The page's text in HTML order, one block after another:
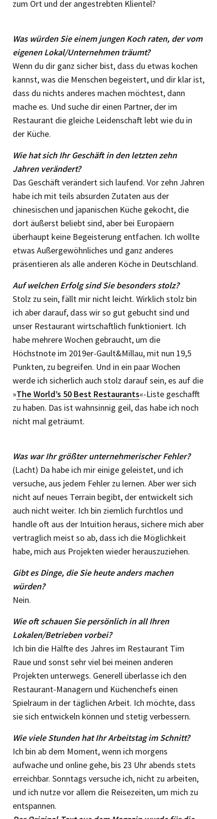
zum Ort und der angestrebten Klientel?
Was würden Sie einem jungen Koch raten, der vom
eigenen Lokal/Unternehmen träumt?
Wenn du dir ganz sicher bist, dass du etwas kochen
kannst, was die Menschen begeistert, und dir klar ist,
dass du nichts anderes machen möchtest, dann
mache es. Und suche dir einen Partner, der im
Restaurant die gleiche Leidenschaft lebt wie du in
der Küche.
Wie hat sich Ihr Geschäft in den letzten zehn
Jahren verändert?
Das Geschäft verändert sich laufend. Vor zehn Jahren
habe ich mit teils absurden Zutaten aus der
chinesischen und japanischen Küche gekocht, die
dort äußerst beliebt sind, aber bei Europäern
überhaupt keine Begeisterung entfachen. Ich wollte
etwas Außergewöhnliches und ganz anderes
präsentieren als alle anderen Köche in Deutschland.
Auf welchen Erfolg sind Sie besonders stolz?
Stolz zu sein, fällt mir nicht leicht. Wirklich stolz bin
ich aber darauf, dass wir so gut gebucht sind und
unser Restaurant wirtschaftlich funktioniert. Ich
habe mehrere Wochen gebraucht, um die
Höchstnote im 2019er-Gault&Millau, mit nun 19,5
Punkten, zu begreifen. Und in ein paar Wochen
werde ich sicherlich auch stolz darauf sein, es auf die
»The World’s 50 Best Restaurants«-Liste geschafft
zu haben. Das ist wahnsinnig geil, das habe ich noch
nicht mal geträumt.
Was war Ihr größter unternehmerischer Fehler?
(Lacht) Da habe ich mir einige geleistet, und ich
versuche, aus jedem Fehler zu lernen. Aber wer sich
nicht auf neues Terrain begibt, der entwickelt sich
auch nicht weiter. Ich bin ziemlich furchtlos und
handle oft aus der Intuition heraus, sichere mich aber
vertraglich meist so ab, dass ich die Möglichkeit
habe, mich aus Projekten wieder herauszuziehen.
Gibt es Dinge, die Sie heute anders machen
würden?
Nein.
Wie oft schauen Sie persönlich in all Ihren
Lokalen/Betrieben vorbei?
Ich bin die Hälfte des Jahres im Restaurant Tim
Raue und sonst sehr viel bei meinen anderen
Projekten unterwegs. Generell überlasse ich den
Restaurant-Managern und Küchenchefs einen
Spielraum in der täglichen Arbeit. Ich möchte, dass
sie sich entwickeln können und stetig verbessern.
Wie viele Stunden hat Ihr Arbeitstag im Schnitt?
Ich bin ab dem Moment, wenn ich morgens
aufwache und online gehe, bis 23 Uhr abends stets
erreichbar. Sonntags versuche ich, nicht zu arbeiten,
und ich nutze vor allem die Reisezeiten, um mich zu
entspannen.